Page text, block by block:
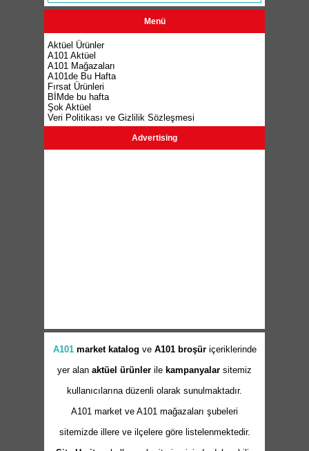
Menü
Aktüel Ürünler
A101 Aktüel
A101 Mağazaları
A101de Bu Hafta
Fırsat Ürünleri
BİMde bu hafta
Şok Aktüel
Veri Politikası ve Gizlilik Sözleşmesi
Advertising
A101 market katalog ve A101 broşüriçeriklerinde
yer alan aktüel ürünler ile kampanyalar sitemiz
kullanıcılarına düzenli olarak sunulmaktadır.
A101 market ve A101 mağazaları şubeleri
sitemizde illere ve ilçelere göre listelenmektedir.